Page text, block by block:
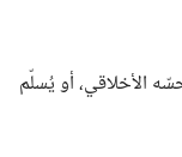
الأخلاقي، أو يُسلّم